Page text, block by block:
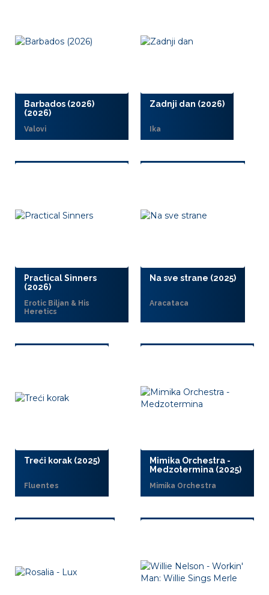
Barbados (2026)
(2026)
Valovi
Zadnji dan (2026)
Ika
Practical Sinners
(2026)
Erotic Biljan & His
Heretics
Na sve strane (2025)
Aracataca
Treći korak (2025)
Fluentes
Mimika Orchestra -
Medzotermina (2025)
Mimika Orchestra